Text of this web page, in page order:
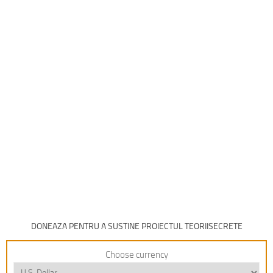
DONEAZA PENTRU A SUSTINE PROIECTUL TEORIISECRETE
Choose currency